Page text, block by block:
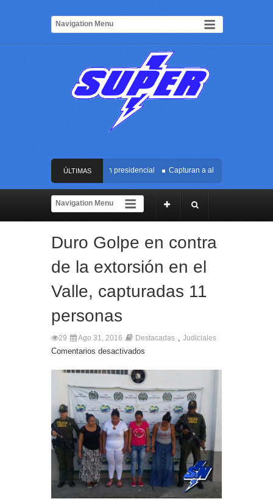
ÚLTIMAS
NOTICIAS
Cali durante la posesión presidencial Capturan a alias ‘Miso’, con
de Abelardo de la Espriella en Cali
escapara tras atacar a una mujer en el centro de Cali
Cali durante la posesión presidencial
Duro Golpe en contra
de la extorsión en el
Valle, capturadas 11
personas
29 Ago 31, 2016 Destacadas , Judiciales
Comentarios desactivados